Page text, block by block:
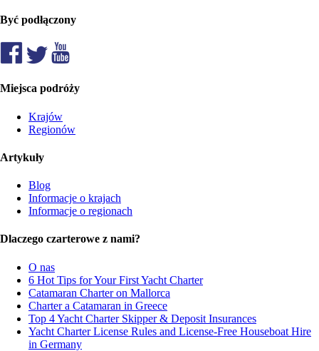
Być podłączony
Miejsca podróży
Krajów
Regionów
Artykuły
Blog
Informacje o krajach
Informacje o regionach
Dlaczego czarterowe z nami?
O nas
6 Hot Tips for Your First Yacht Charter
Catamaran Charter on Mallorca
Charter a Catamaran in Greece
Top 4 Yacht Charter Skipper & Deposit Insurances
Yacht Charter License Rules and License-Free Houseboat Hire
in Germany